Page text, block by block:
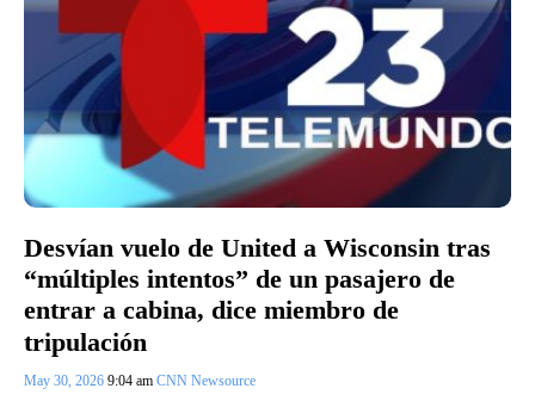
Desvían vuelo de United a Wisconsin tras
“múltiples intentos” de un pasajero de
entrar a cabina, dice miembro de
tripulación
May 30, 2026 9:04 am CNN Newsource